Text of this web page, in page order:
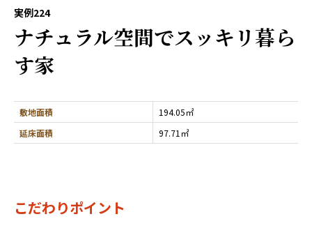
実例224
ナチュラル空間でスッキリ暮ら
す家
敷地面積
194.05㎡
延床面積
97.71㎡
こだわりポイント